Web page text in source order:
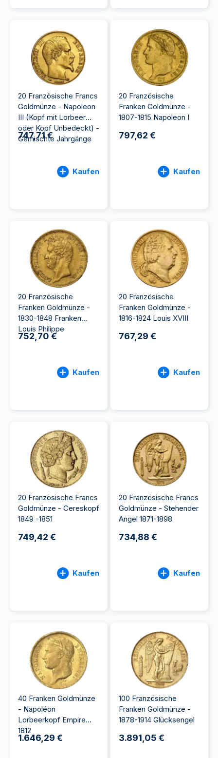
20 Französische Francs
Goldmünze - Napoleon
III (Kopf mit Lorbeer
oder Kopf Unbedeckt) -
Gemischte Jahrgänge
747,71 €
Kaufen
20 Französische
Franken Goldmünze -
1807-1815 Napoleon I
797,62 €
Kaufen
20 Französische
Franken Goldmünze -
1830-1848 Franken
Louis Philippe
752,70 €
Kaufen
20 Französische
Franken Goldmünze -
1816-1824 Louis XVIII
767,29 €
Kaufen
20 Französische Francs
Goldmünze - Cereskopf
1849 -1851
749,42 €
Kaufen
20 Französische Francs
Goldmünze - Stehender
Angel 1871-1898
734,88 €
Kaufen
40 Franken Goldmünze
- Napoléon
Lorbeerkopf Empire
1812
1.646,29 €
100 Französische
Franken Goldmünze -
1878-1914 Glücksengel
3.891,05 €